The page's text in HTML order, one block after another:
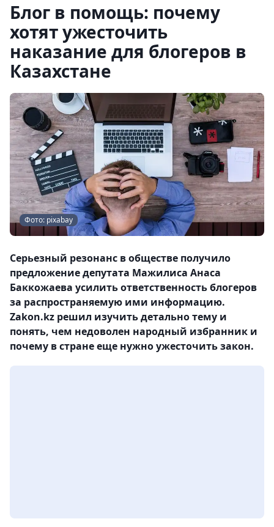
Блог в помощь: почему
хотят ужесточить
наказание для блогеров в
Казахстане
Фото: pixabay
Серьезный резонанс в обществе получило
предложение депутата Мажилиса Анаса
Баккожаева усилить ответственность блогеров
за распространяемую ими информацию.
Zakon.kz решил изучить детально тему и
понять, чем недоволен народный избранник и
почему в стране еще нужно ужесточить закон.